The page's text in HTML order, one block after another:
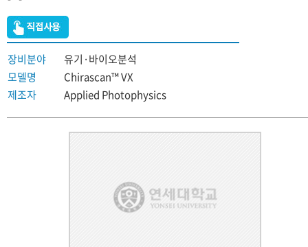
장비분야
유기·바이오분석
모델명
Chirascan™ VX
제조자
Applied Photophysics